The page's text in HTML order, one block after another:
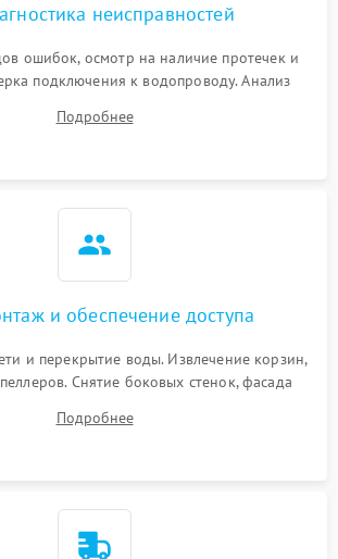
неисправностей
ошибок, осмотр на наличие протечек и
подключения к водопроводу. Анализ
слива, нагрева, вращения
или срабатывание системы защиты
Подробнее
и обеспечение доступа
и перекрытие воды. Извлечение корзин,
Снятие боковых стенок, фасада
насосу, ТЭНу и сливной помпе.
Подробнее